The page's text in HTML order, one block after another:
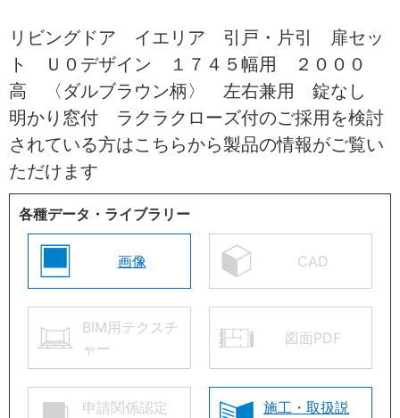
リビングドア イエリア 引戸・片引 扉セッ
ト Ｕ０デザイン １７４５幅用 ２０００
高 〈ダルブラウン柄〉 左右兼用 錠なし
明かり窓付 ラクラクローズ付のご採用を検討
されている方はこちらから製品の情報がご覧い
ただけます
各種データ・ライブラリー
画像 CAD
BIM用テクスチ
ャー
図面PDF
申請関係認定
施工・取扱説